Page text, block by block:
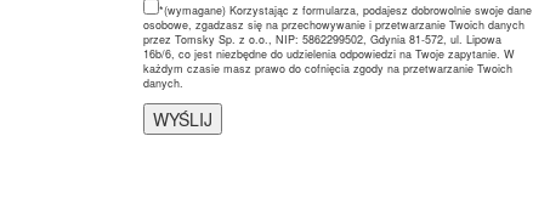
*(wymagane) Korzystając z formularza, podajesz dobrowolnie swoje dane
osobowe, zgadzasz się na przechowywanie i przetwarzanie Twoich danych
przez Tomsky Sp. z o.o., NIP: 5862299502, Gdynia 81-572, ul. Lipowa
16b/6, co jest niezbędne do udzielenia odpowiedzi na Twoje zapytanie. W
każdym czasie masz prawo do cofnięcia zgody na przetwarzanie Twoich
danych.